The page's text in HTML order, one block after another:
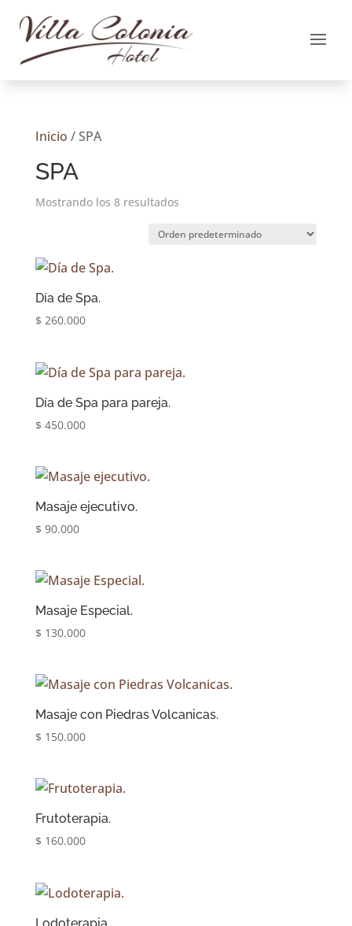
Inicio / SPA
SPA
Mostrando los 8 resultados
Día de Spa.
$ 260.000
Día de Spa para pareja.
$ 450.000
Masaje ejecutivo.
$ 90.000
Masaje Especial.
$ 130.000
Masaje con Piedras Volcanicas.
$ 150.000
Frutoterapia.
$ 160.000
Lodoterapia.